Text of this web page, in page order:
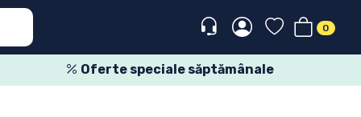
0
Oferte speciale săptămânale